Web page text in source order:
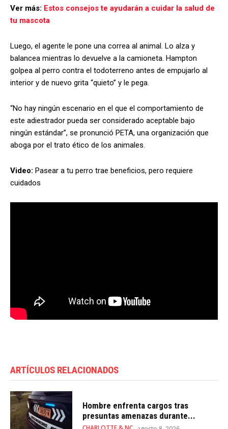
Ver más: Estos consejos te ayudarán a cuidar la salud de
tu mascota
Luego, el agente le pone una correa al animal. Lo alza y
balancea mientras lo devuelve a la camioneta. Hampton
golpea al perro contra el todoterreno antes de empujarlo al
interior y de nuevo grita “quieto” y le pega.
“No hay ningún escenario en el que el comportamiento de
este adiestrador pueda ser considerado aceptable bajo
ningún estándar”, se pronunció PETA, una organización que
aboga por el trato ético de los animales.
Video: Pasear a tu perro trae beneficios, pero requiere
cuidados
ARTÍCULOS RELACIONADOS
Hombre enfrenta cargos tras
presuntas amenazas durante...